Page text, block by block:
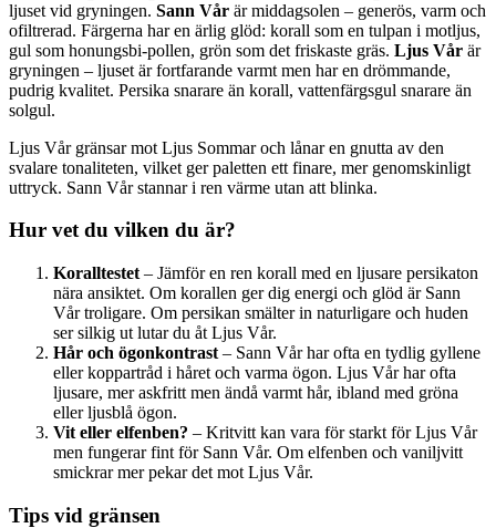
ljuset vid gryningen. Sann Vår är middagsolen – generös, varm och
ofiltrerad. Färgerna har en ärlig glöd: korall som en tulpan i motljus,
gul som honungsbi-pollen, grön som det friskaste gräs. Ljus Vår är
gryningen – ljuset är fortfarande varmt men har en drömmande,
pudrig kvalitet. Persika snarare än korall, vattenfärgsgul snarare än
solgul.
Ljus Vår gränsar mot Ljus Sommar och lånar en gnutta av den
svalare tonaliteten, vilket ger paletten ett finare, mer genomskinligt
uttryck. Sann Vår stannar i ren värme utan att blinka.
Hur vet du vilken du är?
Koralltestet – Jämför en ren korall med en ljusare persikaton
nära ansiktet. Om korallen ger dig energi och glöd är Sann
Vår troligare. Om persikan smälter in naturligare och huden
ser silkig ut lutar du åt Ljus Vår.
Hår och ögonkontrast – Sann Vår har ofta en tydlig gyllene
eller koppartråd i håret och varma ögon. Ljus Vår har ofta
ljusare, mer askfritt men ändå varmt hår, ibland med gröna
eller ljusblå ögon.
Vit eller elfenben? – Kritvitt kan vara för starkt för Ljus Vår
men fungerar fint för Sann Vår. Om elfenben och vaniljvitt
smickrar mer pekar det mot Ljus Vår.
Tips vid gränsen